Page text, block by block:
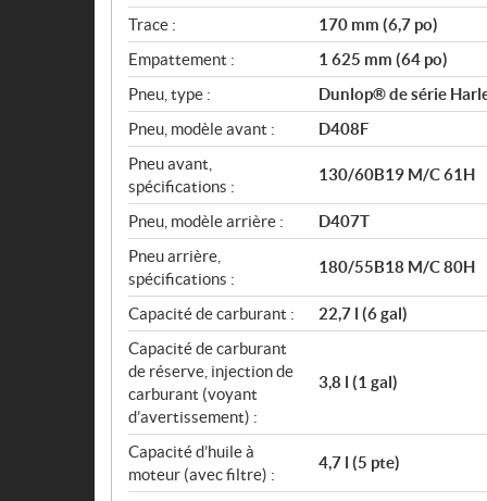
Trace :
170 mm (6,7 po)
Empattement :
1 625 mm (64 po)
Pneu, type :
Dunlop® de série
Pneu, modèle avant :
D408F
Pneu avant,
spécifications :
130/60B19 M/C 61H
Pneu, modèle arrière :
D407T
Pneu arrière,
spécifications :
180/55B18 M/C 80H
Capacité de carburant :
22,7 l (6 gal)
Capacité de carburant
de réserve, injection de
carburant (voyant
d’avertissement) :
3,8 l (1 gal)
Capacité d’huile à
moteur (avec filtre) :
4,7 l (5 pte)